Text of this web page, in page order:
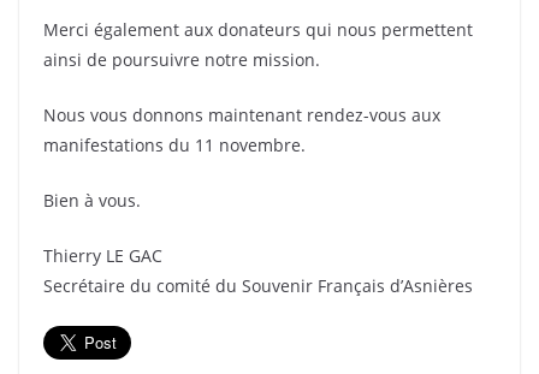
Merci également aux donateurs qui nous permettent
ainsi de poursuivre notre mission.
Nous vous donnons maintenant rendez-vous aux
manifestations du 11 novembre.
Bien à vous.
Thierry LE GAC
Secrétaire du comité du Souvenir Français d’Asnières